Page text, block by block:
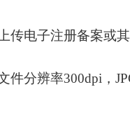
传电子注册备案或其
件分辨率300dpi，